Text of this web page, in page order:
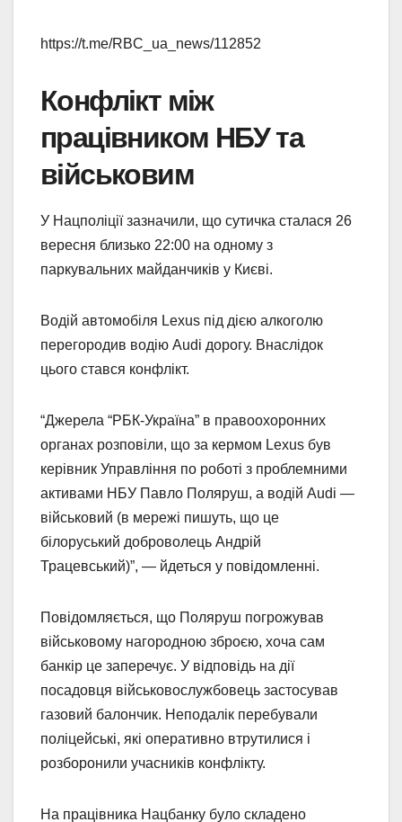
https://t.me/RBC_ua_news/112852
Конфлікт між
працівником НБУ та
військовим
У Нацполіції зазначили, що сутичка сталася 26
вересня близько 22:00 на одному з
паркувальних майданчиків у Києві.
Водій автомобіля Lexus під дією алкоголю
перегородив водію Audi дорогу. Внаслідок
цього стався конфлікт.
“Джерела “РБК-Україна” в правоохоронних
органах розповіли, що за кермом Lexus був
керівник Управління по роботі з проблемними
активами НБУ Павло Поляруш, а водій Audi —
військовий (в мережі пишуть, що це
білоруський доброволець Андрій
Трацевський)”, — йдеться у повідомленні.
Повідомляється, що Поляруш погрожував
військовому нагородною зброєю, хоча сам
банкір це заперечує. У відповідь на дії
посадовця військовослужбовець застосував
газовий балончик. Неподалік перебували
поліцейські, які оперативно втрутилися і
розборонили учасників конфлікту.
На працівника Нацбанку було складено